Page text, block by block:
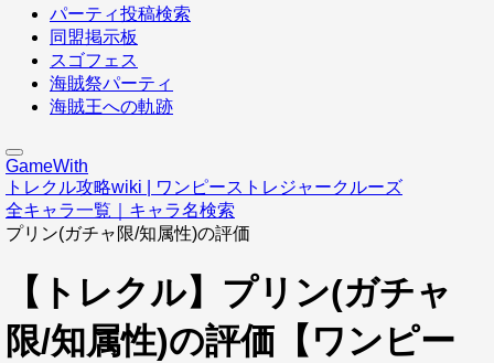
パーティ投稿検索
同盟掲示板
スゴフェス
海賊祭パーティ
海賊王への軌跡
GameWith
トレクル攻略wiki | ワンピーストレジャークルーズ
全キャラ一覧｜キャラ名検索
プリン(ガチャ限/知属性)の評価
【トレクル】プリン(ガチャ
限/知属性)の評価【ワンピー